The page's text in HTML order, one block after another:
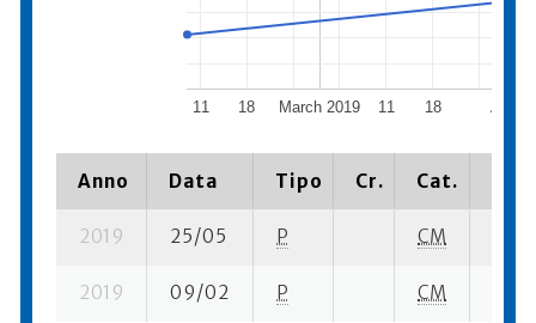
March 2019 April
11 18 11 18
Anno Data Tipo Cr. Cat.
2019 25/05 P CM
2019 09/02 P CM